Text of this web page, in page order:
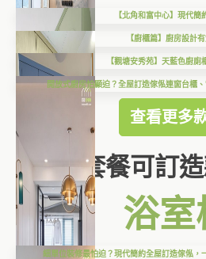
【北角和富中心】現代簡
【廚櫃篇】廚房設計
【觀塘安秀苑】天藍色廚廁
開放式廚房怕顯迫？全屋訂造傢俬連窗台櫃
查看更多
套餐可訂
浴室
細單位裝修最怕迫？現代簡約全屋訂造傢俬，